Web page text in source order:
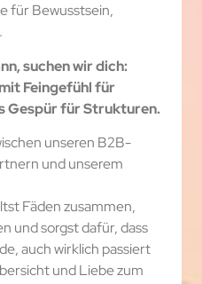
für Bewusstsein,
suchen wir dich:
Feingefühl für
Gespür für Strukturen.
unseren B2B-
und unserem
Fäden zusammen,
und sorgst dafür, dass
auch wirklich passiert
und Liebe zum